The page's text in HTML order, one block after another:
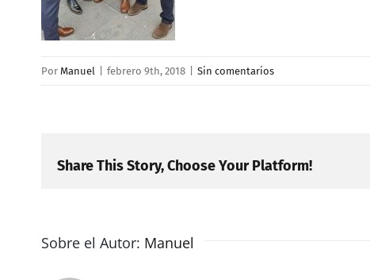
Por Manuel febrero 9th, 2018 Sin comentarios
Share This Story, Choose Your Platform!
Sobre el Autor: Manuel